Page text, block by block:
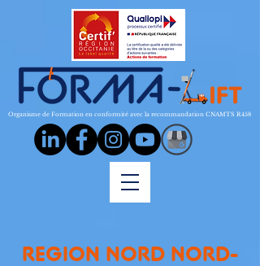
Organisme de Formation en conformité avec la recommandation CNAMTS R458
REGION NORD NORD-